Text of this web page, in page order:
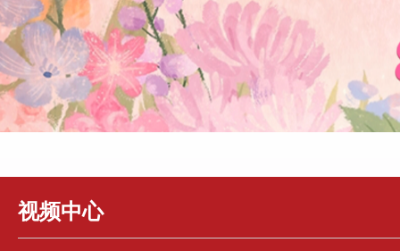
视频中心